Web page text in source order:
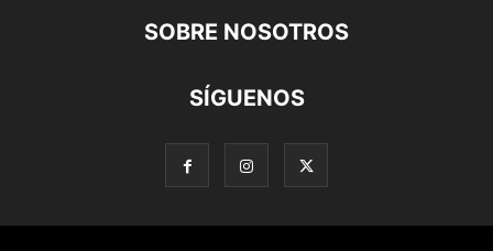
SOBRE NOSOTROS
SÍGUENOS